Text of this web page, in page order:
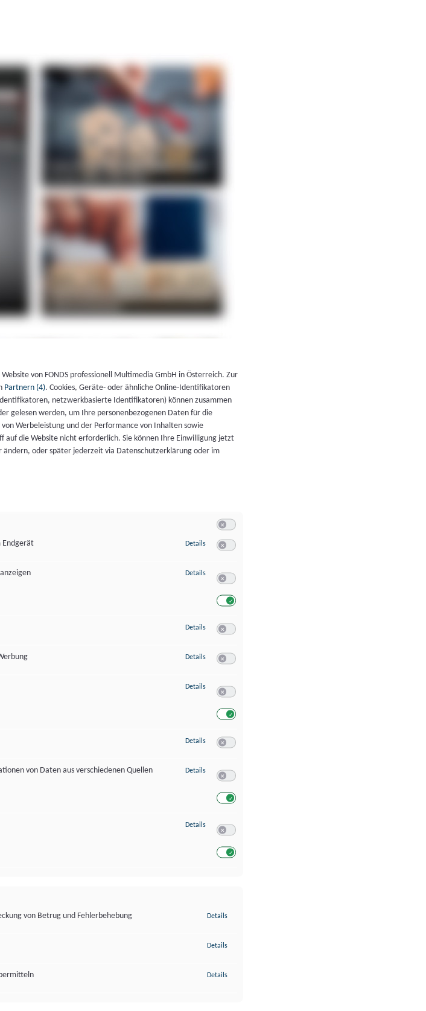
von FONDS professionell Multimedia GmbH in Österreich. Zur
Partnern (4). Cookies, Geräte- oder ähnliche Online-Identifikatoren
netzwerkbasierte Identifikatoren) können zusammen
gelesen werden, um Ihre personenbezogenen Daten für die
Werbeleistung und der Performance von Inhalten sowie
auf die Website nicht erforderlich. Sie können Ihre Einwilligung jetzt
ändern, oder später jederzeit via Datenschutzerklärung oder im
Endgerät
Details zu Speichern von oder Zugriff auf Informationen auf einem Endgerät
Details zu Verwendung reduzierter Daten zur Auswahl von Werbeanzeigen
Details zu Erstellung von Profilen für personalisierte Werbung
Details zu Verwendung von Profilen zur Auswahl personalisierter Werbung
Details zu Messung der Werbeleistung
Details zu Messung der Performance von Inhalten
von Daten aus verschiedenen Quellen
Details zu Analyse von Zielgruppen durch Statistiken oder Kombinationen von
Details zu Entwicklung und Verbesserung der Angebote
von Betrug und Fehlerbehebung
Details
Details
Details